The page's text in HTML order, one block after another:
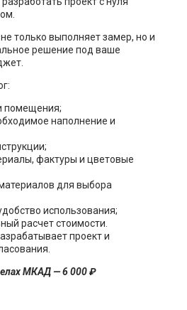
только выполняет замер, но и
решение под ваше
помещения;
наполнение и
фактуры и цветовые
для выбора
использования;
расчет стоимости.
проект и
МКАД — 6 000 ₽